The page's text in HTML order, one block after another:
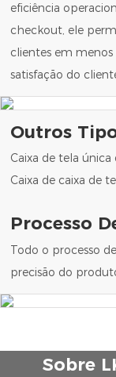
eficiência
checkout, ele
clientes em
satisfação do
Outros
Caixa de tela
Caixa de caixa de
Processo
Todo o processo
precisão do
Sobre